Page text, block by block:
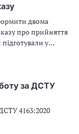
двома
про прийняття
у
за ДСТУ
4163:2020